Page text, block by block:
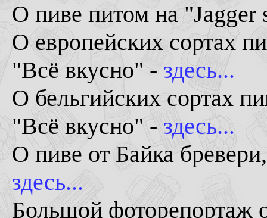
О пиве питом на
О европейских сортах
"Всё вкусно" - здесь...
О бельгийских сортах
"Всё вкусно" -здесь...
О пиве от Байка
здесь...
Большой фоторепортаж